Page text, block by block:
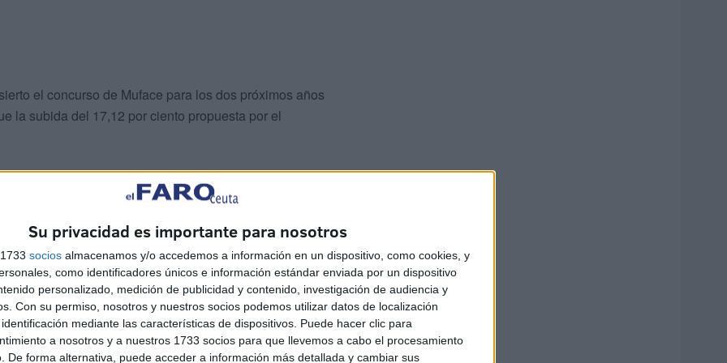
Su privacidad es importante para nosotros
socios almacenamos y/o accedemos a información en un dispositivo, como cookies, y
como identificadores únicos e información estándar enviada por un dispositivo
personalizado, medición de publicidad y contenido, investigación de audiencia y
Con su permiso, nosotros y nuestros socios podemos utilizar datos de localización
mediante las características de dispositivos. Puede hacer clic para
a nosotros y a nuestros 1733 socios para que llevemos a cabo el procesamiento
De forma alternativa, puede acceder a información más detallada y cambiar sus
el concurso de Muface para los dos próximos años
la subida del 17,12 por ciento propuesta por el
cada vez más" por acudir a la sanidad pública,
de abrir una reflexión sobre el modelo del
equidad y sostenibilidad.